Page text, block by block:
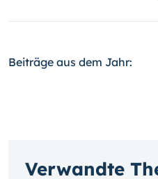
Beiträge aus dem Jahr:
Verwandte